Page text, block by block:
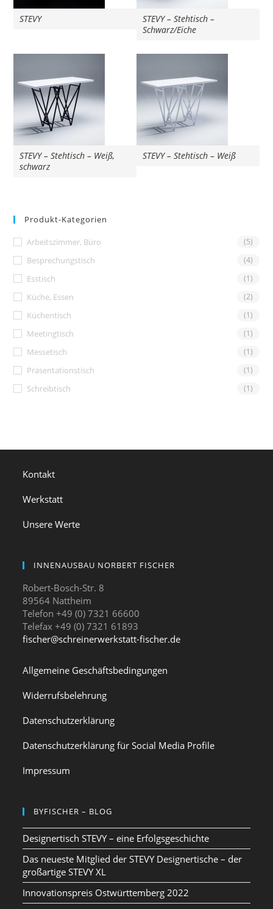
STEVY
STEVY – Stehtisch –
Schwarz/Eiche
STEVY – Stehtisch – Weiß,
schwarz
STEVY – Stehtisch – Weiß
Produkt-Kategorien
Arbeitszimmer, Büro (5)
Besprechungstisch (4)
Esstisch (1)
Küche, Essen (2)
Küchentisch (1)
Meetingtisch (1)
Messetisch (1)
Präsentationstisch (1)
Schreibtisch (1)
Kontakt
Werkstatt
Unsere Werte
INNENAUSBAU NORBERT FISCHER
Robert-Bosch-Str. 8
89564 Nattheim
Telefon +49 (0) 7321 66600
Telefax +49 (0) 7321 61893
fischer@schreinerwerkstatt-fischer.de
Allgemeine Geschäftsbedingungen
Widerrufsbelehrung
Datenschutzerklärung
Datenschutzerklärung für Social Media Profile
Impressum
BYFISCHER – BLOG
Designertisch STEVY – eine Erfolgsgeschichte
Das neueste Mitglied der STEVY Designertische – der
großartige STEVY XL
Innovationspreis Ostwürttemberg 2022